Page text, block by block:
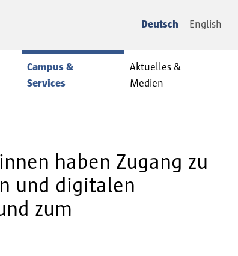
Deutsch English
Campus &
Services
Aktuelles &
Medien
haben Zugang zu
und digitalen
zum